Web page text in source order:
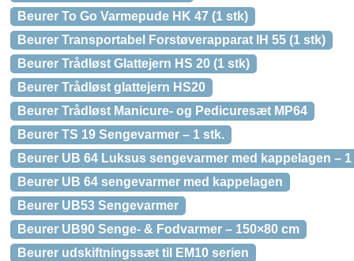
Beurer To Go Varmepude HK 47 (1 stk)
Beurer Transportabel Forstøverapparat IH 55 (1 stk)
Beurer Trådløst Glattejern HS 20 (1 stk)
Beurer Trådløst glattejern HS20
Beurer Trådløst Manicure- og Pedicuresæt MP64
Beurer TS 19 Sengevarmer – 1 stk.
Beurer UB 64 Luksus sengevarmer med kappelagen –
Beurer UB 64 sengevarmer med kappelagen
Beurer UB53 Sengevarmer
Beurer UB90 Senge- & Fodvarmer – 150×80 cm
Beurer udskiftningssæt til EM10 serien